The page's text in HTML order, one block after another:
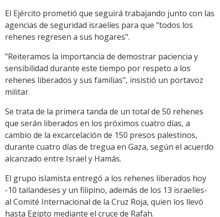
El Ejército prometió que seguirá trabajando junto con las
agencias de seguridad israelíes para que "todos los
rehenes regresen a sus hogares".
"Reiteramos la importancia de demostrar paciencia y
sensibilidad durante este tiempo por respeto a los
rehenes liberados y sus familias", insistió un portavoz
militar.
Se trata de la primera tanda de un total de 50 rehenes
que serán liberados en los próximos cuatro días, a
cambio de la excarcelación de 150 presos palestinos,
durante cuatro días de tregua en Gaza, según el acuerdo
alcanzado entre Israel y Hamás.
El grupo islamista entregó a los rehenes liberados hoy
-10 tailandeses y un filipino, además de los 13 israelíes-
al Comité Internacional de la Cruz Roja, quien los llevó
hasta Egipto mediante el cruce de Rafah.